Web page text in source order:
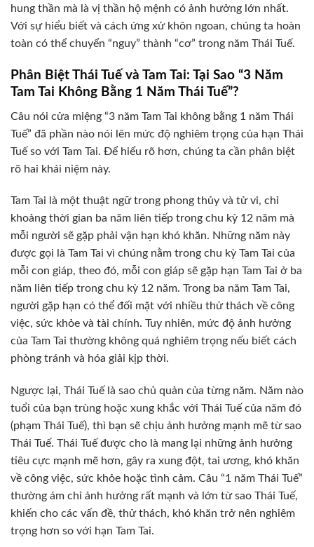
hung thần mà là vị thần hộ mệnh có ảnh hưởng lớn nhất.
Với sự hiểu biết và cách ứng xử khôn ngoan, chúng ta hoàn
toàn có thể chuyển “nguy” thành “cơ” trong năm Thái Tuế.
Phân Biệt Thái Tuế và Tam Tai: Tại Sao “3 Năm
Tam Tai Không Bằng 1 Năm Thái Tuế”?
Câu nói cửa miệng “3 năm Tam Tai không bằng 1 năm Thái
Tuế” đã phần nào nói lên mức độ nghiêm trọng của hạn Thái
Tuế so với Tam Tai. Để hiểu rõ hơn, chúng ta cần phân biệt
rõ hai khái niệm này.
Tam Tai là một thuật ngữ trong phong thủy và tử vi, chỉ
khoảng thời gian ba năm liên tiếp trong chu kỳ 12 năm mà
mỗi người sẽ gặp phải vận hạn khó khăn. Những năm này
được gọi là Tam Tai vì chúng nằm trong chu kỳ Tam Tai của
mỗi con giáp, theo đó, mỗi con giáp sẽ gặp hạn Tam Tai ở ba
năm liên tiếp trong chu kỳ 12 năm. Trong ba năm Tam Tai,
người gặp hạn có thể đối mặt với nhiều thử thách về công
việc, sức khỏe và tài chính. Tuy nhiên, mức độ ảnh hưởng
của Tam Tai thường không quá nghiêm trọng nếu biết cách
phòng tránh và hóa giải kịp thời.
Ngược lại, Thái Tuế là sao chủ quản của từng năm. Năm nào
tuổi của bạn trùng hoặc xung khắc với Thái Tuế của năm đó
(phạm Thái Tuế), thì bạn sẽ chịu ảnh hưởng mạnh mẽ từ sao
Thái Tuế. Thái Tuế được cho là mang lại những ảnh hưởng
tiêu cực mạnh mẽ hơn, gây ra xung đột, tai ương, khó khăn
về công việc, sức khỏe hoặc tình cảm. Câu “1 năm Thái Tuế”
thường ám chỉ ảnh hưởng rất mạnh và lớn từ sao Thái Tuế,
khiến cho các vấn đề, thử thách, khó khăn trở nên nghiêm
trọng hơn so với hạn Tam Tai.